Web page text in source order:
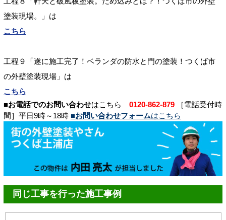
塗装現場。」は
こちら
工程９「遂に施工完了！ベランダの防水と門の塗装！つくば市
の外壁塗装現場」は
こちら
■お電話でのお問い合わせはこちら 0120-862-879 ［電話受付時
間］平日9時～18時 ■お問い合わせフォームはこちら
同じ工事を行った施工事例